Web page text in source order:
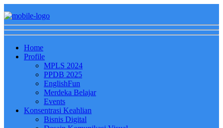
Home
Profile
MPLS 2024
PPDB 2025
EnglishFun
Merdeka Belajar
Events
Konsentrasi Keahlian
Bisnis Digital